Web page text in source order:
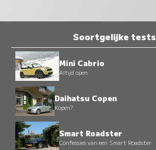
Soortgelijke tests
Mini Cabrio
Altijd open
Daihatsu Copen
Kopen?
Smart Roadster
Confessies van een Smart Roadster